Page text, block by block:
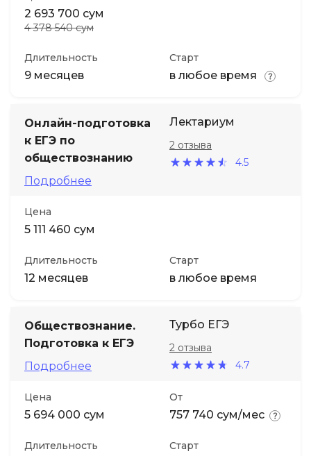
2 693 700 сум
4 378 540 сум
Длительность
9 месяцев
Старт
в любое время
Онлайн-подготовка
к ЕГЭ по
обществознанию
Подробнее
Лектариум
4.5
2 отзыва
Цена
5 111 460 сум
Длительность
12 месяцев
Старт
в любое время
Обществознание.
Подготовка к ЕГЭ
Подробнее
Турбо ЕГЭ
4.7
2 отзыва
Цена
5 694 000 сум
От
757 740 сум/мес
Длительность Старт